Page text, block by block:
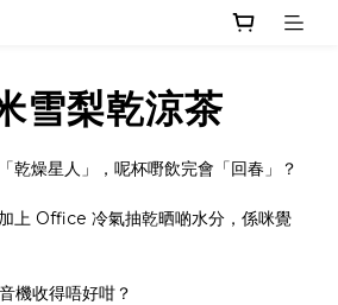
雪梨乾涼茶
乾燥星人」，呢杯嘢飲完會「回春」？
上 Office 冷氣抽乾晒啲水分，係咪覺
機收得唔好咁？